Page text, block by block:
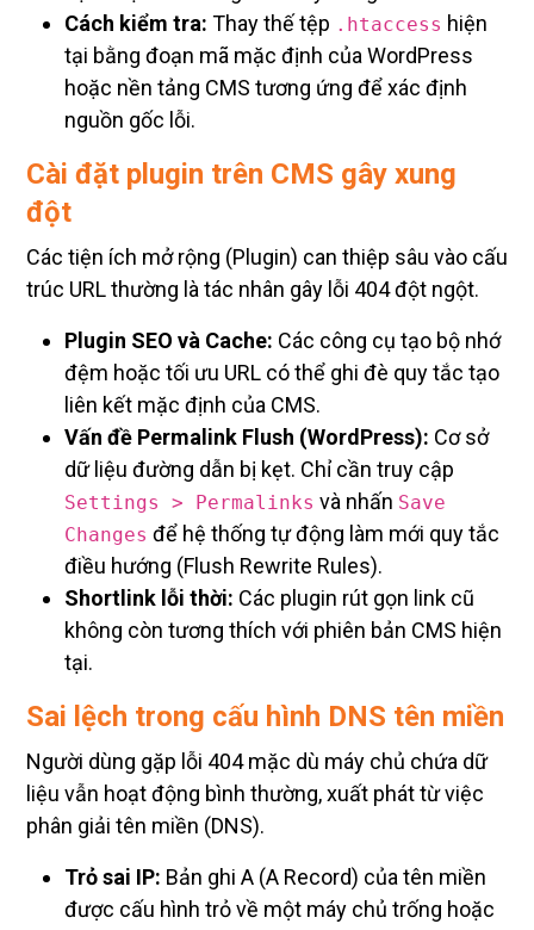
tại bằng đoạn mã mặc định của WordPress
hoặc nền tảng CMS tương ứng để xác định
nguồn gốc lỗi.
đột
Các tiện ích mở rộng (Plugin) can thiệp sâu vào cấu
trúc URL thường là tác nhân gây lỗi 404 đột ngột.
đệm hoặc tối ưu URL có thể ghi đè quy tắc tạo
liên kết mặc định của CMS.
Vấn đề Permalink Flush (WordPress):
dữ liệu đường dẫn bị kẹt. Chỉ cần truy cập
Settings > Permalinksvà nhấnSave
Changesđể hệ thống tự động làm mới quy tắc
điều hướng (Flush Rewrite Rules).
Shortlink lỗi thời: Các plugin rút gọn link cũ
không còn tương thích với phiên bản CMS hiện
tại.
Người dùng gặp lỗi 404 mặc dù máy chủ chứa dữ
liệu vẫn hoạt động bình thường, xuất phát từ việc
phân giải tên miền (DNS).
được cấu hình trỏ về một máy chủ trống hoặc
máy chủ không chứa dữ liệu website.